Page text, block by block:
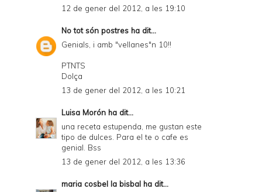
12 de gener del 2012, a les 19:10
No tot són postres ha dit...
Genials, i amb "vellanes"n 10!!
PTNTS
Dolça
13 de gener del 2012, a les 10:21
Luisa Morón ha dit...
una receta estupenda, me gustan este
tipo de dulces. Para el te o cafe es
genial. Bss
13 de gener del 2012, a les 13:36
maria cosbel la bisbal ha dit...